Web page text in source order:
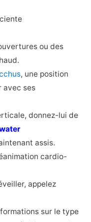
ou des
, une position
avec ses
donnez-lui de
assis.
cardio-
appelez
sur le type